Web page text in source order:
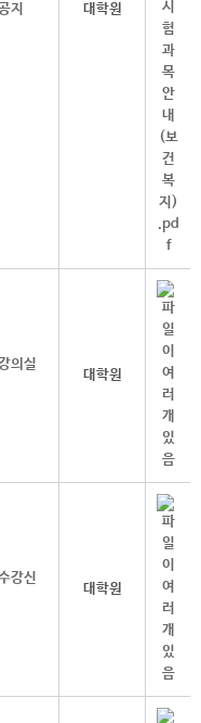
지 대학원
의실
대학원
강신
대학원